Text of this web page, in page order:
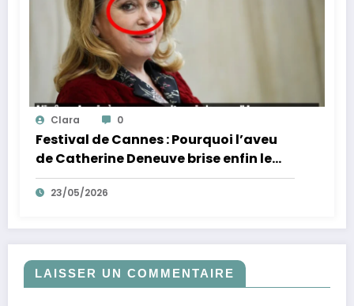
Clara 0
Festival de Cannes : Pourquoi l’aveu
de Catherine Deneuve brise enfin le
mythe de la Croisette
23/05/2026
LAISSER UN COMMENTAIRE